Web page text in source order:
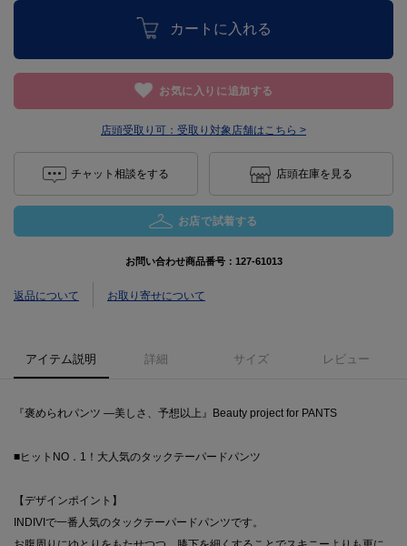
カートに入れる
お気に入りに追加する
店頭受取り可： 受取り対象店舗はこちら >
チャット相談をする 店頭在庫を見る
お店で試着する
お問い合わせ商品番号： 127-61013
返品について お取り寄せについて
アイテム説明 詳細 サイズ レビュー
『褒められパンツ ―美しさ、予想以上』Beauty project for PANTS
■ヒットNO．1！大人気のタックテーパードパンツ
【デザインポイント】
INDIVIで一番人気のタックテーパードパンツです。